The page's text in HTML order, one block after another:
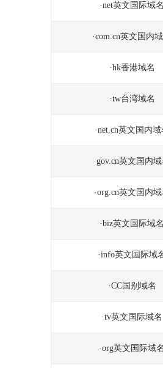
早注册，以防止他人抢注
注册更全面的后缀，保
有不同的常用后缀。因此
·net英文国际域名
·com.cn英文国内
·hk香港域名
·tw台湾域名
·net.cn英文国内域
·gov.cn英文国内域
·org.cn英文国内域
·biz英文国际域名
·info英文国际域
·CC国别域名
·tv英文国际域名
·org英文国际域名